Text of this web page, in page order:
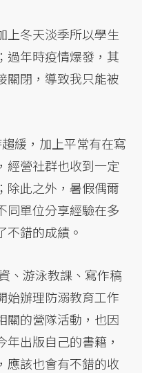
上冬天淡季所以學生
過年時疫情爆發，其
關閉，導致我只能被
緩，加上平常有在寫
經營社群也收到一定
除此之外，暑假偶爾
同單位分享經驗在多
不錯的成績。
、游泳教課、寫作稿
始辦理防溺教育工作
關的營隊活動，也因
出版自己的書籍，
應該也會有不錯的收